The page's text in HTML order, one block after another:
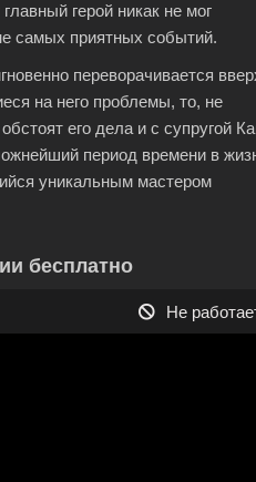
герой никак не мог
самых приятных событий.
переворачивается
на него проблемы, то, не
его дела и с супругой
период времени в
уникальным мастером
бесплатно
Не